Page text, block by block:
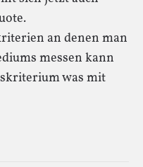
an denen man
messen kann
was mit